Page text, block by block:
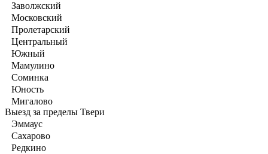
Заволжский
Московский
Пролетарский
Центральный
Южный
Мамулино
Соминка
Юность
Мигалово
Выезд за пределы Твери
Эммаус
Сахарово
Редкино